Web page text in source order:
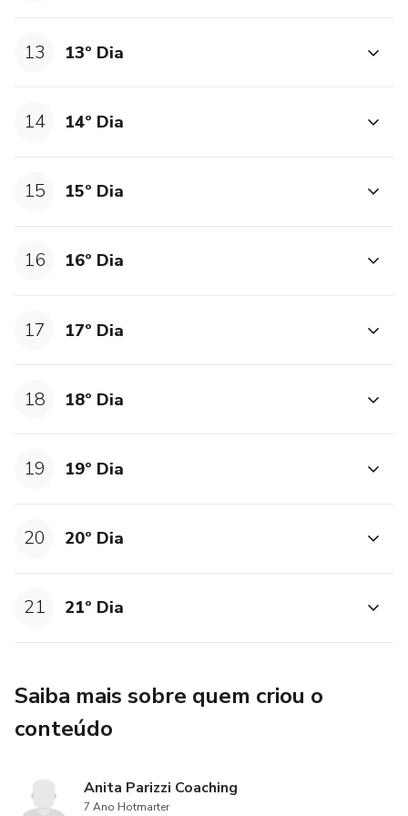
13 13º Dia
14 14º Dia
15 15º Dia
16 16º Dia
17 17º Dia
18 18º Dia
19 19º Dia
20 20º Dia
21 21º Dia
Saiba mais sobre quem criou o
conteúdo
Anita Parizzi Coaching
7 Ano Hotmarter